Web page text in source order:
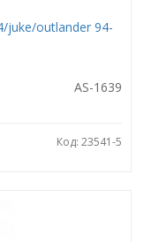
juke/outlander 94-
AS-1639
Код: 23541-5